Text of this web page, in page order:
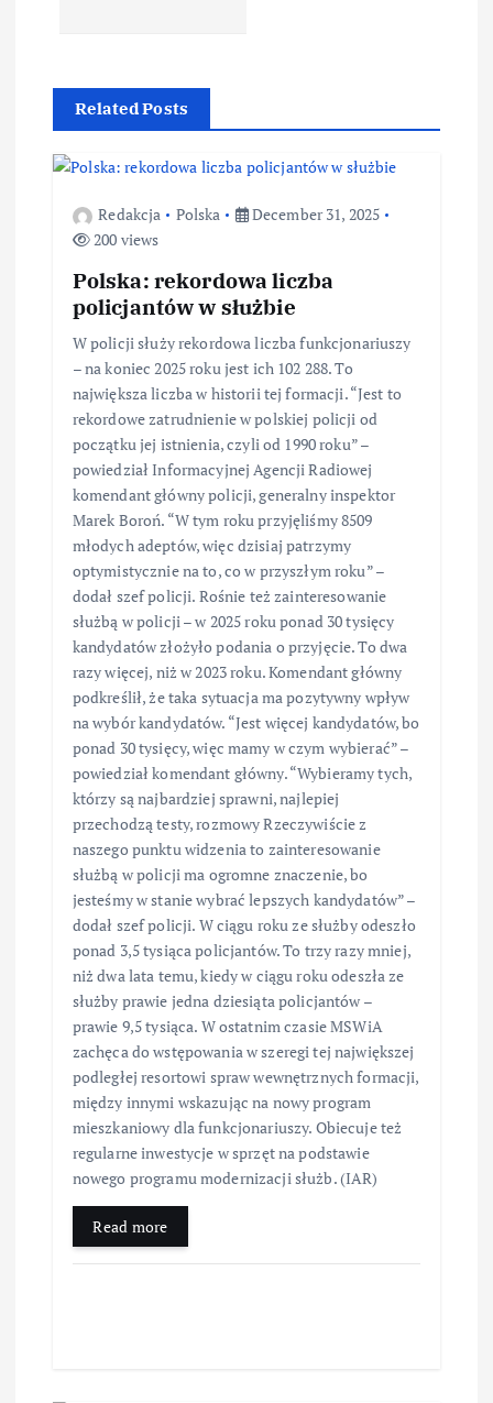
Related Posts
Redakcja Polska
December 31, 2025
200 views
Polska: rekordowa liczba
policjantów w służbie
W policji służy rekordowa liczba funkcjonariuszy
– na koniec 2025 roku jest ich 102 288. To
największa liczba w historii tej formacji. “Jest to
rekordowe zatrudnienie w polskiej policji od
początku jej istnienia, czyli od 1990 roku” –
powiedział Informacyjnej Agencji Radiowej
komendant główny policji, generalny inspektor
Marek Boroń. “W tym roku przyjęliśmy 8509
młodych adeptów, więc dzisiaj patrzymy
optymistycznie na to, co w przyszłym roku” –
dodał szef policji. Rośnie też zainteresowanie
służbą w policji – w 2025 roku ponad 30 tysięcy
kandydatów złożyło podania o przyjęcie. To dwa
razy więcej, niż w 2023 roku. Komendant główny
podkreślił, że taka sytuacja ma pozytywny wpływ
na wybór kandydatów. “Jest więcej kandydatów, bo
ponad 30 tysięcy, więc mamy w czym wybierać” –
powiedział komendant główny. “Wybieramy tych,
którzy są najbardziej sprawni, najlepiej
przechodzą testy, rozmowy Rzeczywiście z
naszego punktu widzenia to zainteresowanie
służbą w policji ma ogromne znaczenie, bo
jesteśmy w stanie wybrać lepszych kandydatów” –
dodał szef policji. W ciągu roku ze służby odeszło
ponad 3,5 tysiąca policjantów. To trzy razy mniej,
niż dwa lata temu, kiedy w ciągu roku odeszła ze
służby prawie jedna dziesiąta policjantów –
prawie 9,5 tysiąca. W ostatnim czasie MSWiA
zachęca do wstępowania w szeregi tej największej
podległej resortowi spraw wewnętrznych formacji,
między innymi wskazując na nowy program
mieszkaniowy dla funkcjonariuszy. Obiecuje też
regularne inwestycje w sprzęt na podstawie
nowego programu modernizacji służb. (IAR)
Read more